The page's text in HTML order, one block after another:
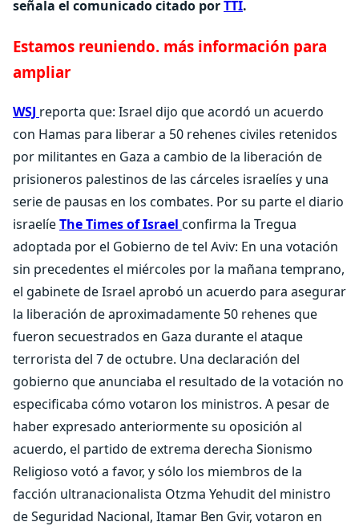
señala el comunicado citado porTTI.
Estamos reuniendo. más información para
ampliar
WSJ reporta que: Israel dijo que acordó un acuerdo
con Hamas para liberar a 50 rehenes civiles retenidos
por militantes en Gaza a cambio de la liberación de
prisioneros palestinos de las cárceles israelíes y una
serie de pausas en los combates. Por su parte el diario
israelíeThe Times of Israel confirma la Tregua
adoptada por el Gobierno de tel Aviv: En una votación
sin precedentes el miércoles por la mañana temprano,
el gabinete de Israel aprobó un acuerdo para asegurar
la liberación de aproximadamente 50 rehenes que
fueron secuestrados en Gaza durante el ataque
terrorista del 7 de octubre. Una declaración del
gobierno que anunciaba el resultado de la votación no
especificaba cómo votaron los ministros. A pesar de
haber expresado anteriormente su oposición al
acuerdo, el partido de extrema derecha Sionismo
Religioso votó a favor, y sólo los miembros de la
facción ultranacionalista Otzma Yehudit del ministro
de Seguridad Nacional, Itamar Ben Gvir, votaron en